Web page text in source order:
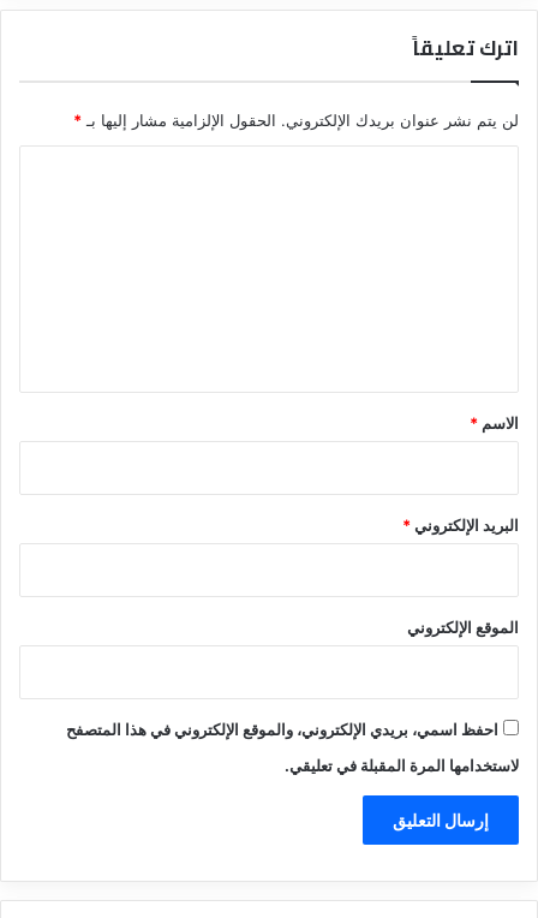
اترك تعليقاً
لن يتم نشر عنوان بريدك الإلكتروني. الحقول الإلزامية مشار إليها بـ *
*
الاسم *
البريد الإلكتروني*
الموقع الإلكتروني
احفظ اسمي، بريدي الإلكتروني، والموقع الإلكتروني في هذا المتصفح
لاستخدامها المرة المقبلة في تعليقي.